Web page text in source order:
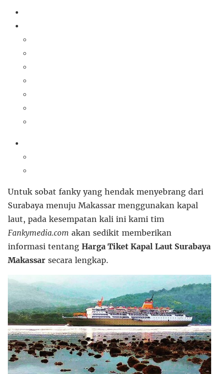
Untuk sobat fanky yang hendak menyebrang dari
Surabaya menuju Makassar menggunakan kapal
laut, pada kesempatan kali ini kami tim
Fankymedia.com akan sedikit memberikan
informasi tentang Harga Tiket Kapal Laut Surabaya
Makassar secara lengkap.